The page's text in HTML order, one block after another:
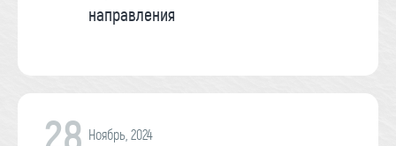
направления
28 Ноябрь, 2024